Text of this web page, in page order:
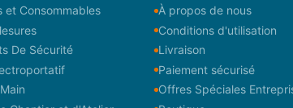
et Consommables
De Sécurité
À propos de nous
Conditions d'utilisation
Livraison
Paiement sécurisé
Offres Spéciales